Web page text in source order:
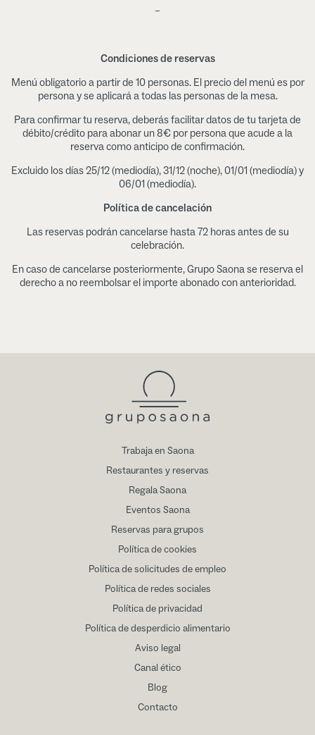
–
Condiciones de reservas
Menú obligatorio a partir de 10 personas. El precio del menú es por
persona y se aplicará a todas las personas de la mesa.
Para confirmar tu reserva, deberás facilitar datos de tu tarjeta de
débito/crédito para abonar un 8€ por persona que acude a la
reserva como anticipo de confirmación.
Excluido los días 25/12 (mediodía), 31/12 (noche), 01/01 (mediodía) y
06/01 (mediodía).
Política de cancelación
Las reservas podrán cancelarse hasta 72 horas antes de su
celebración.
En caso de cancelarse posteriormente, Grupo Saona se reserva el
derecho a no reembolsar el importe abonado con anterioridad.
Trabaja en Saona
Restaurantes y reservas
Regala Saona
Eventos Saona
Reservas para grupos
Política de cookies
Política de solicitudes de empleo
Política de redes sociales
Política de privacidad
Política de desperdicio alimentario
Aviso legal
Canal ético
Blog
Contacto